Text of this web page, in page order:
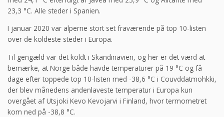
23,3 °C. Alle steder i Spanien.
I januar 2020 var alperne stort set fraværende på top 10-listen
over de koldeste steder i Europa.
Til gengæld var det koldt i Skandinavien, og her er det værd at
bemærke, at Norge både havde temperaturer på 19 °C og få
dage efter toppede top 10-listen med -38,6 °C i Couvddatmohkki,
der blev månedens andenlaveste temperatur i Europa kun
overgået af Utsjoki Kevo Kevojarvi i Finland, hvor termometret
kom ned på -38,8 °C.